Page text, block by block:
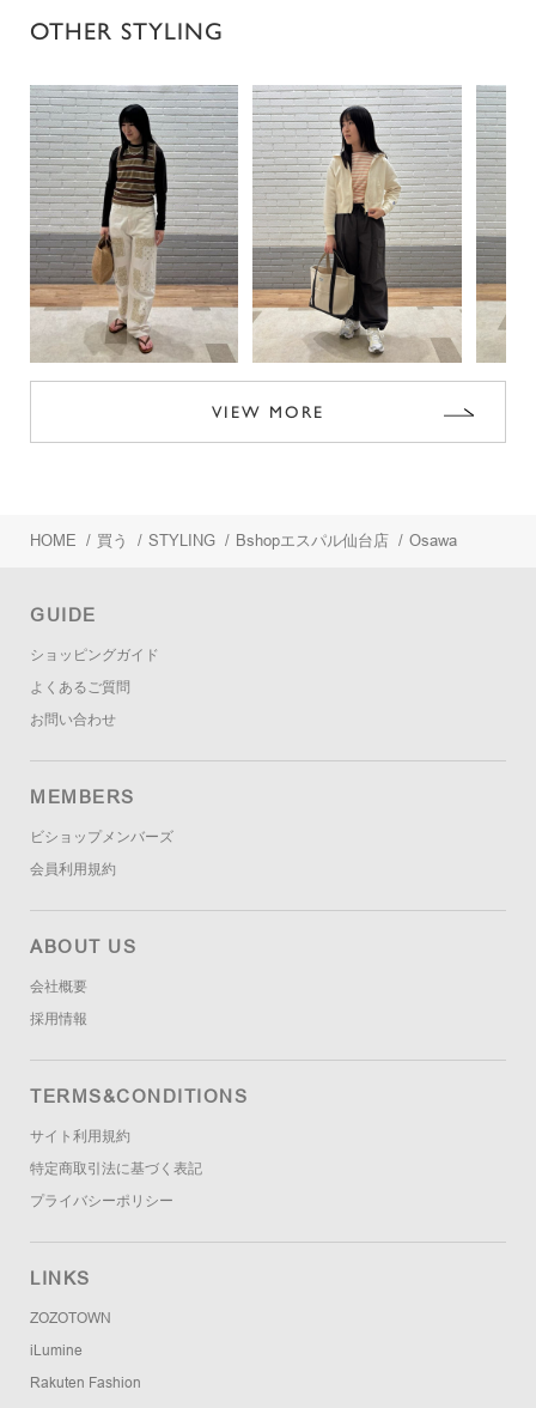
OTHER STYLING
VIEW MORE
HOME / 買う / STYLING / Bshopエスパル仙台店 / Osawa
GUIDE
ショッピングガイド
よくあるご質問
お問い合わせ
MEMBERS
ビショップメンバーズ
会員利用規約
ABOUT US
会社概要
採用情報
TERMS&CONDITIONS
サイト利用規約
特定商取引法に基づく表記
プライバシーポリシー
LINKS
ZOZOTOWN
iLumine
Rakuten Fashion